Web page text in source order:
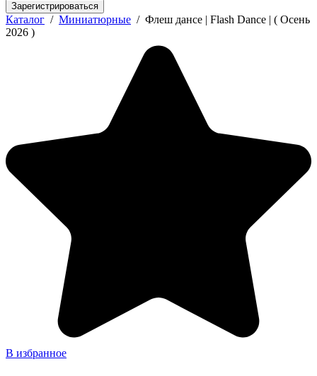
Зарегистрироваться
Каталог / Миниатюрные / Флеш дансе | Flash Dance | ( Осень
2026 )
В избранное